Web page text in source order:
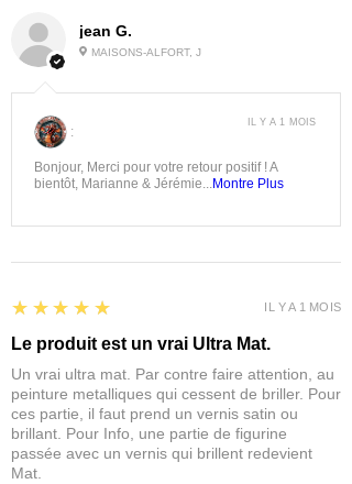
jean G.
MAISONS-ALFORT, J
:
Bonjour, Merci pour votre retour positif ! A
bientôt, Marianne & Jérémie...Montre Plus
IL Y A 1 MOIS
5
★★★★★
Le produit est un vrai Ultra Mat.
Un vrai ultra mat. Par contre faire attention, au
peinture metalliques qui cessent de briller. Pour
ces partie, il faut prend un vernis satin ou
brillant. Pour Info, une partie de figurine
passée avec un vernis qui brillent redevient
Mat.
IL Y A 1 MOIS